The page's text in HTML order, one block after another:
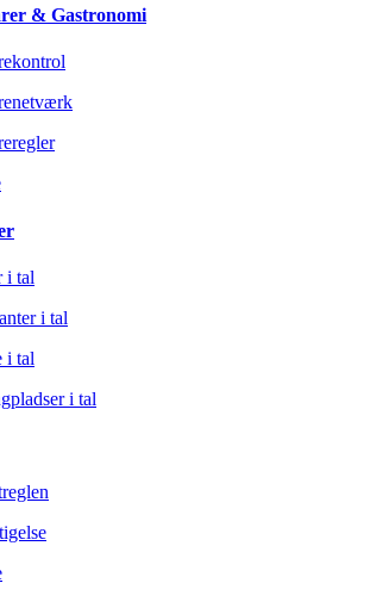
& Gastronomi
i tal
i tal
i tal
i tal